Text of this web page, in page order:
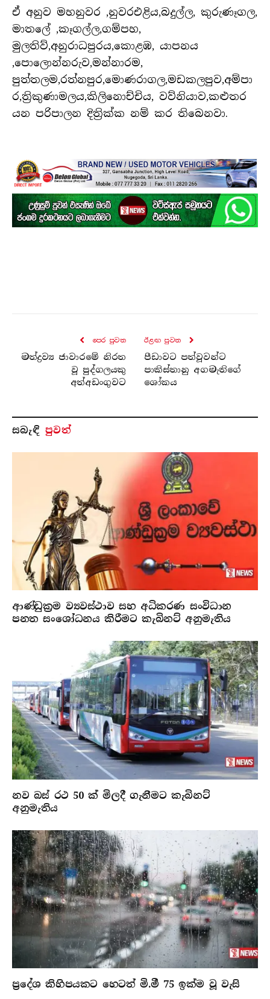
ඒ අනුව මහනුවර ,නුවරඑළිය,බදුල්ල, කුරුණෑගල,
මාතලේ ,කෑගල්ල,ගම්පහ,
මුලතිව්,අනුරාධපුරය,කොළඹ, යාපනය
,පොලොන්නරුව,මන්නාරම,
පුත්තලම,රත්නපුර,මොණරාගල,මඩකලපුව,අම්පා
ර,ත්‍රිකුණාමලය,කිලිනොච්චිය, වව්නියාව,කළුතර
යන පරිපාලන දිත්‍රික්ක නම් කර තිබෙනවා.
පෙර පුව​ත
මත්ද්‍රව්‍ය ජාවාරමේ නිරත
වූ පුද්ගලයකු
අත්අඩංගුවට
ඊළඟ පුව​ත
පීඩාවට පත්වූවන්ට
පාකිස්තානු අගමැතිගේ
ශෝකය
සබැ​ඳි පුවත්
ආණ්ඩුක්‍රම ව්‍යවස්ථාව සහ අධිකරණ සංවිධාන
පනත සංශෝධනය කිරීමට කැබිනට් අනුමැතිය
නව බස් රථ 50 ක් මිලදී ගැනීමට කැබිනට්
අනුමැතිය
ප්‍රදේශ කිහිපයකට හෙටත් මි.මී 75 ඉක්ම වූ වැසි